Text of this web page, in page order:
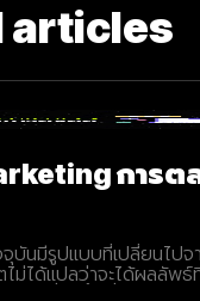
articles
การต
บันมีรูปแบบที่เปลี่ยนไปจ
ม่ได้แปลว่าจะได้ผลลัพธ์